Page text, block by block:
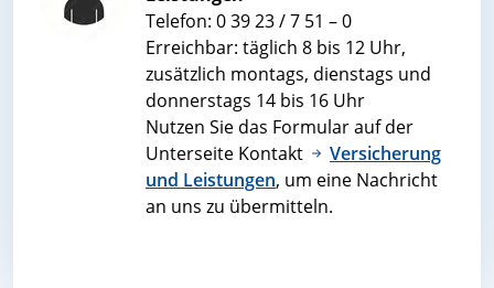
Telefon: 0 39 23 / 7 51 – 0
Erreichbar: täglich 8 bis 12 Uhr,
zusätzlich montags, dienstags und
donnerstags 14 bis 16 Uhr
Nutzen Sie das Formular auf der
Unterseite Kontakt
Versicherung
und Leistungen, um eine Nachricht
an uns zu übermitteln.